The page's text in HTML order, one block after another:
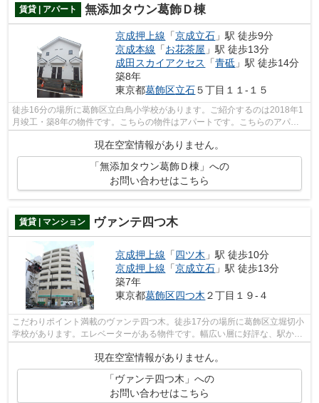
賃貸 | アパート 無添加タウン葛飾Ｄ棟
京成押上線 「京成立石 」駅 徒歩9分
京成本線 「お花茶屋 」駅 徒歩13分
成田スカイアクセス
「青砥 」駅 徒歩14分
築8年
東京都葛飾区立石５丁目１１-１５
徒歩16分の場所に葛飾区立白鳥小学校があります。ご紹介するのは2018年1
月竣工・築8年の物件です。こちらの物件はアパートです。こちらのアパー
トでは初期費用をカードでお支払いいた...
現在空室情報がありません。
「無添加タウン葛飾Ｄ棟」への
お問い合わせはこちら
賃貸 | マンション ヴァンテ四つ木
京成押上線 「四ツ木 」駅 徒歩10分
京成押上線 「京成立石 」駅 徒歩13分
築7年
東京都葛飾区四つ木 ２丁目１９-４
こだわりポイント満載のヴァンテ四つ木。徒歩17分の場所に葛飾区立堀切小
学校があります。エレベーターがある物件です。幅広い層に好評な、駅から
現在空室情報がありません。
「ヴァンテ四つ木」への
お問い合わせはこちら